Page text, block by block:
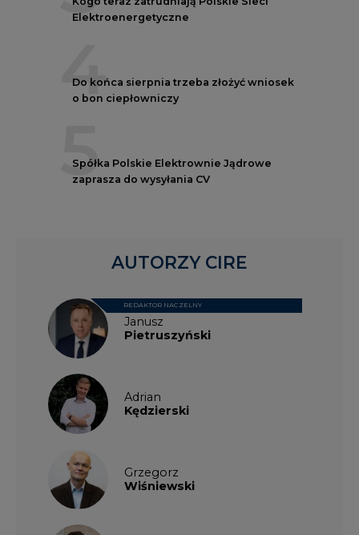
Elektroenergetyczne
4
Do końca sierpnia trzeba złożyć wniosek
o bon ciepłowniczy
5
Spółka Polskie Elektrownie Jądrowe
zaprasza do wysyłania CV
Janusz
Pietruszyński
REDAKTOR NACZELNY
Adrian
Kędzierski
Grzegorz
Wiśniewski
AUTORZY CIRE